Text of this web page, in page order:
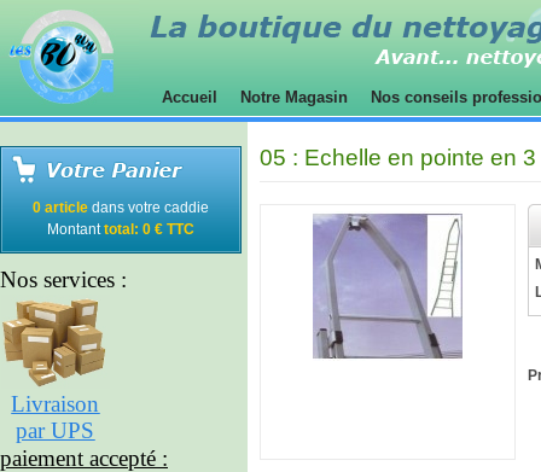
Accueil Notre Magasin Nos conseils
0 article dans votre caddie
Montanttotal: 0 € TTC
Nos services :
Livraison
par UPS
paiement accepté :
05 : Echelle en pointe en